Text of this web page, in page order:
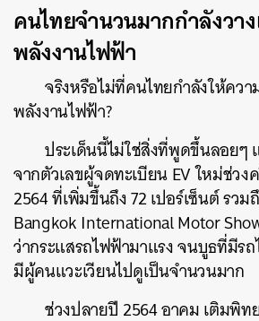
คนไทยจำนวนมากกำลังวา
พลังงานไฟฟ้า
จริงหรือไม่ที่คนไทยกำลังให้ควา
พลังงานไฟฟ้า?
ประเด็นนี้ไม่ใช่สิ่งที่พูดขึ้นลอยๆ
จากตัวเลขผู้จดทะเบียน EV ใหม่ช่วง
2564 ที่เพิ่มขึ้นถึง 72 เปอร์เซ็นต์ รวม
Bangkok International Motor
ว่ากระแสรถไฟฟ้ามาแรง จนบูธที่มีร
มีผู้คนแวะเวียนไปดูเป็นจำนวนมาก
ช่วงปลายปี 2564 อาคม เติมพิท